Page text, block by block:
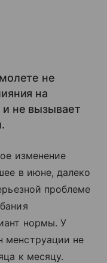
не
на
не вызывает
изменение
в июне, далеко
проблеме
нормы. У
менструации не
к месяцу.